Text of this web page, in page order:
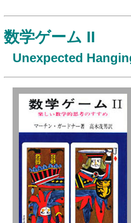
数学ゲーム II
Unexpected